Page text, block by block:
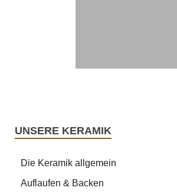
UNSERE KERAMIK
Die Keramik allgemein
Auflaufen & Backen